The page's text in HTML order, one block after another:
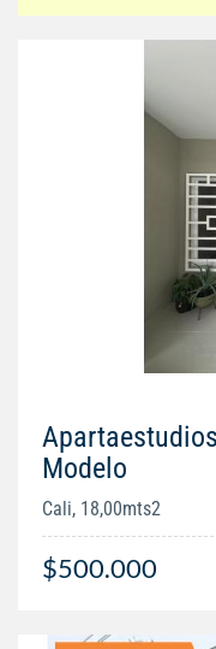
Modelo
Cali, 18,00mts2
$500.000